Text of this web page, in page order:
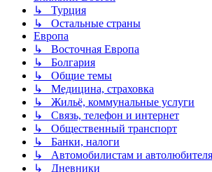
↳ Турция
↳ Остальные страны
Европа
↳ Восточная Европа
↳ Болгария
↳ Общие темы
↳ Медицина, страховка
↳ Жильё, коммунальные услуги
↳ Связь, телефон и интернет
↳ Общественный транспорт
↳ Банки, налоги
↳ Автомобилистам и
↳ Дневники